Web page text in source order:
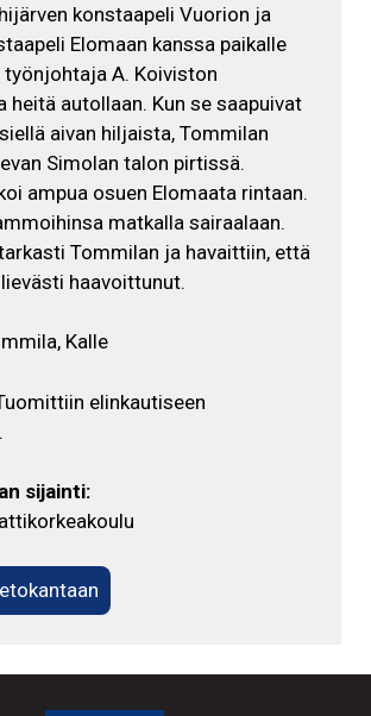
konstaapeli Vuorion ja
Elomaan kanssa paikalle
työnjohtaja A. Koiviston
heitä autollaan. Kun se saapuivat
aivan hiljaista, Tommilan
Simolan talon pirtissä.
ampua osuen Elomaata rintaan.
matkalla sairaalaan.
Tommilan ja havaittiin, että
haavoittunut.
Kalle
elinkautiseen
sijainti: